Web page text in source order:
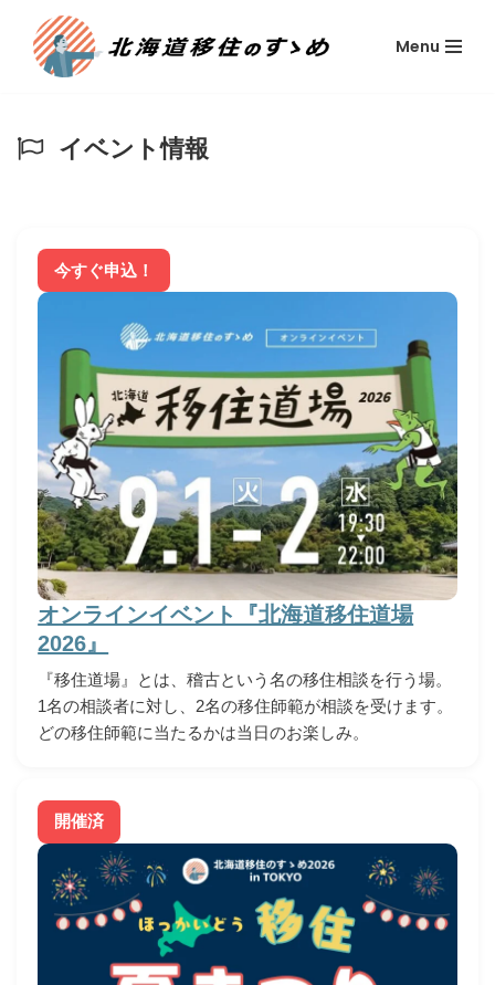
ン
ツ
Menu
イベント情報
今すぐ申込！
オンラインイベント『北海道移住道場
2026』
『移住道場』とは、稽古という名の移住相談を行う場。
1名の相談者に対し、2名の移住師範が相談を受けます。
どの移住師範に当たるかは当日のお楽しみ。
開催済